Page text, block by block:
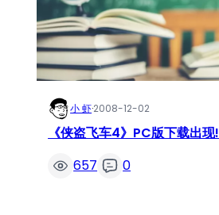
小 虾·2008-12-02
《侠盗飞车4》PC版下载出现!
657
0